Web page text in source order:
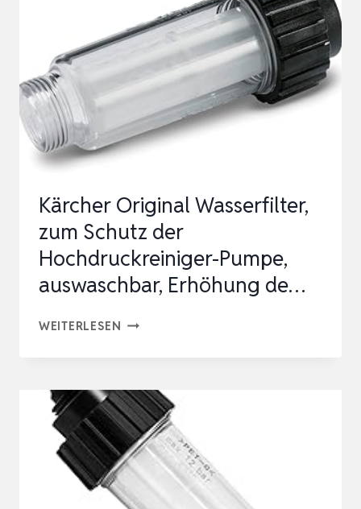
HOCHDRUCKREINIGER,
PUMPE
ODER
GARTEN,
PASSEND
U.A.
ZU
Kärcher Original Wasserfilter,
zum Schutz der
Hochdruckreiniger-Pumpe,
auswaschbar, Erhöhung de…
WEITERLESEN KÄRCHER
ZUM
SCHUTZ
DER
HOCHDRUCKREINIGER-
PUMPE,